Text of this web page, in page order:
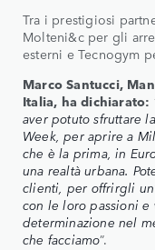
Tra i prestigiosi
Molteni&c per gli
esterni e Tecnogym
Marco Santucci,
Italia, ha dichiarato:
aver potuto sfruttare
Week, per aprire a
che è la prima, in
una realtà urbana.
clienti, per offrirgli
con le loro passioni e
determinazione nel
che facciamo”.